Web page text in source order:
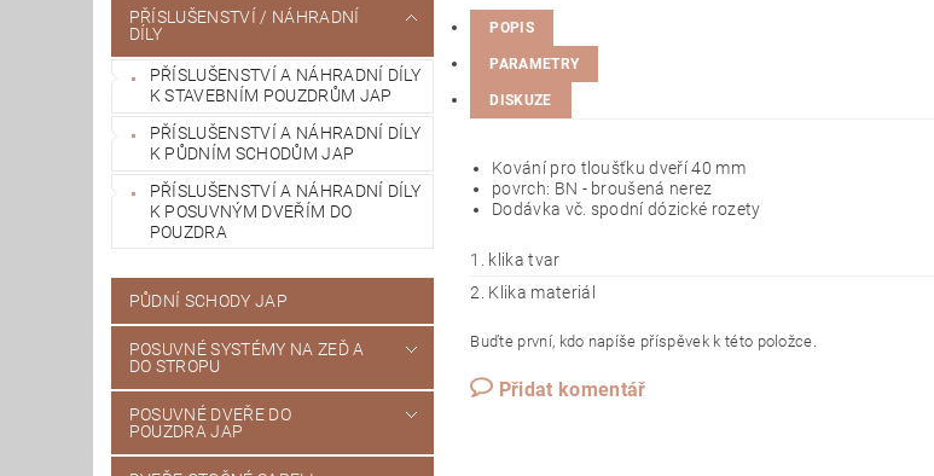
PŘÍSLUŠENSTVÍ / NÁHRADNÍ
DÍLY
PŘÍSLUŠENSTVÍ A NÁHRADNÍ DÍLY
K STAVEBNÍM POUZDRŮM JAP
PŘÍSLUŠENSTVÍ A NÁHRADNÍ DÍLY
K PŮDNÍM SCHODŮM JAP
PŘÍSLUŠENSTVÍ A NÁHRADNÍ DÍLY
K POSUVNÝM DVEŘÍM DO
POUZDRA
PŮDNÍ SCHODY JAP
POSUVNÉ SYSTÉMY NA ZEĎ A
DO STROPU
POSUVNÉ DVEŘE DO
POUZDRA JAP
POPIS
PARAMETRY
DISKUZE
Kování pro tloušťku dveří 40 mm
povrch: BN - broušená nerez
Dodávka vč. spodní dózické rozety
1. klika tvar
2. Klika materiál
Buďte první, kdo napíše příspěvek k této položce.
Přidat komentář